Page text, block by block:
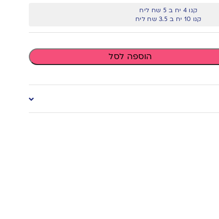
קנו 4 יח ב 5 שח ליח
קנו 10 יח ב 3.5 שח ליח
הוספה לסל